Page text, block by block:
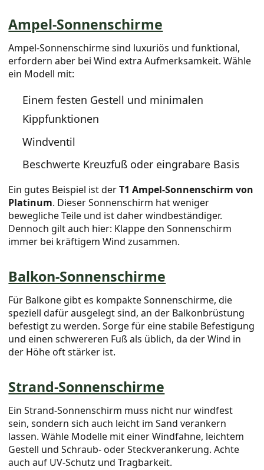
Ampel-Sonnenschirme
Ampel-Sonnenschirme sind luxuriös und funktional,
erfordern aber bei Wind extra Aufmerksamkeit. Wähle
ein Modell mit:
Einem festen Gestell und minimalen
Kippfunktionen
Windventil
Beschwerte Kreuzfuß oder eingrabare Basis
Ein gutes Beispiel ist derT1 Ampel-Sonnenschirm von
Platinum. Dieser Sonnenschirm hat weniger
bewegliche Teile und ist daher windbeständiger.
Dennoch gilt auch hier: Klappe den Sonnenschirm
immer bei kräftigem Wind zusammen.
Balkon-Sonnenschirme
Für Balkone gibt es kompakte Sonnenschirme, die
speziell dafür ausgelegt sind, an der Balkonbrüstung
befestigt zu werden. Sorge für eine stabile Befestigung
und einen schwereren Fuß als üblich, da der Wind in
der Höhe oft stärker ist.
Strand-Sonnenschirme
Ein Strand-Sonnenschirm muss nicht nur windfest
sein, sondern sich auch leicht im Sand verankern
lassen. Wähle Modelle mit einer Windfahne, leichtem
Gestell und Schraub- oder Steckverankerung. Achte
auch auf UV-Schutz und Tragbarkeit.